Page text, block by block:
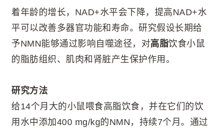
着年龄的增长，NAD+水平会下降，提高NAD+水
平可以改善多器官功能和寿命。研究假设长期给
予NMN能够通过影响自噬途径，对高脂饮食小鼠
的脂肪组织、肌肉和肾脏产生保护作用。
研究方法
给14个月大的小鼠喂食高脂饮食，并在它们的饮
用水中添加400 mg/kg的NMN，持续7个月。通过